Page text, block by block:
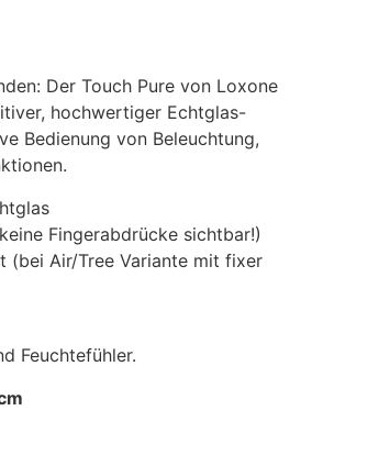
Der Touch Pure von Loxone
hochwertiger Echtglas-
Bedienung von Beleuchtung,
Fingerabdrücke sichtbar!)
(bei Air/Tree Variante mit fixer
Feuchtefühler.